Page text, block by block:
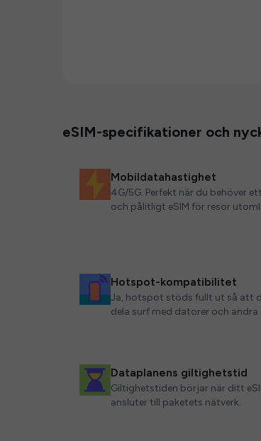
eSIM-specifikationer och
Mobildatahastighet
4G/5G. Perfekt när du behöver
och pålitligt eSIM för resor
Hotspot-kompatibilitet
Ja, hotspot stöds fullt ut så att
dela surf med datorer och andra
Dataplanens giltighetstid
Giltighetstiden börjar när ditt
ansluter till paketets nätverk.